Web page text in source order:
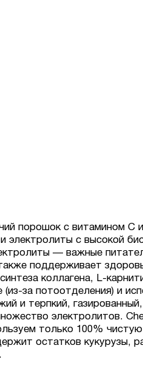
порошок с витамином С
электролиты с высокой
— важные
поддерживает
коллагена, L-
за потоотделения) и
и терпкий,
электролитов.
только 100%
остатков кукурузы,